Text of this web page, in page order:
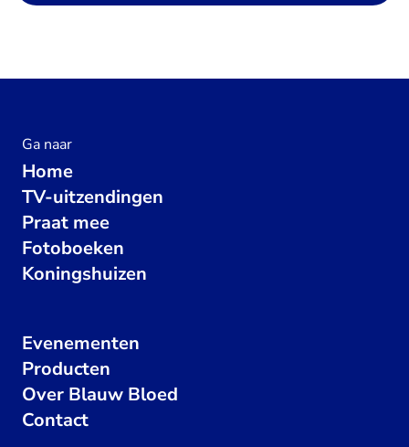
Ga naar
Home
TV-uitzendingen
Praat mee
Fotoboeken
Koningshuizen
Evenementen
Producten
Over Blauw Bloed
Contact